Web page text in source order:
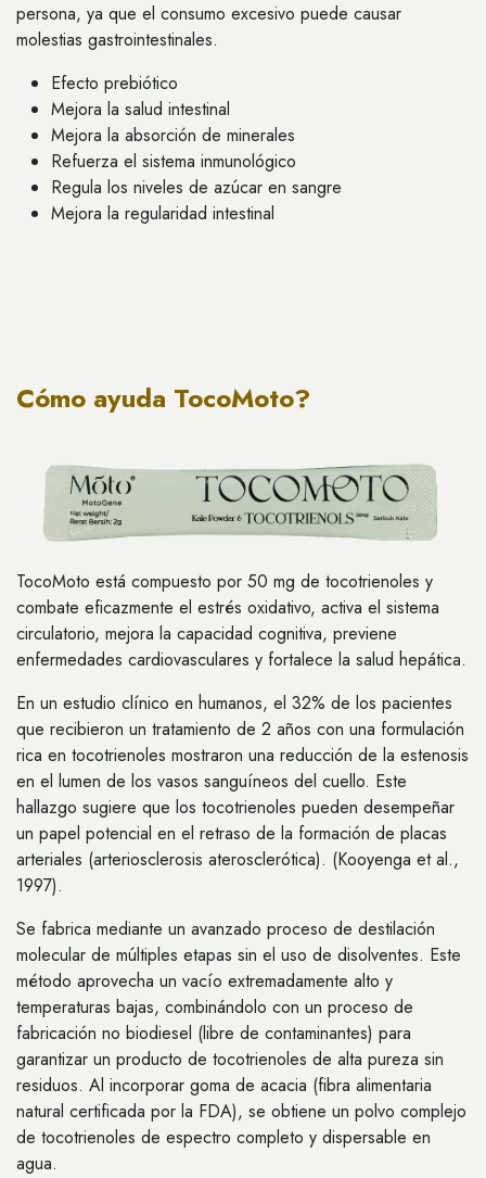
persona, ya que el consumo excesivo puede causar
molestias gastrointestinales.
Efecto prebiótico
Mejora la salud intestinal
Mejora la absorción de minerales
Refuerza el sistema inmunológico
Regula los niveles de azúcar en sangre
Mejora la regularidad intestinal
Cómo ayuda TocoMoto?
TocoMoto está compuesto por 50 mg de tocotrienoles y
combate eficazmente el estrés oxidativo, activa el sistema
circulatorio, mejora la capacidad cognitiva, previene
enfermedades cardiovasculares y fortalece la salud hepática.
En un estudio clínico en humanos, el 32% de los pacientes
que recibieron un tratamiento de 2 años con una formulación
rica en tocotrienoles mostraron una reducción de la estenosis
en el lumen de los vasos sanguíneos del cuello. Este
hallazgo sugiere que los tocotrienoles pueden desempeñar
un papel potencial en el retraso de la formación de placas
arteriales (arteriosclerosis aterosclerótica). (Kooyenga et al.,
1997).
Se fabrica mediante un avanzado proceso de destilación
molecular de múltiples etapas sin el uso de disolventes. Este
método aprovecha un vacío extremadamente alto y
temperaturas bajas, combinándolo con un proceso de
fabricación no biodiesel (libre de contaminantes) para
garantizar un producto de tocotrienoles de alta pureza sin
residuos. Al incorporar goma de acacia (fibra alimentaria
natural certificada por la FDA), se obtiene un polvo complejo
de tocotrienoles de espectro completo y dispersable en
agua.